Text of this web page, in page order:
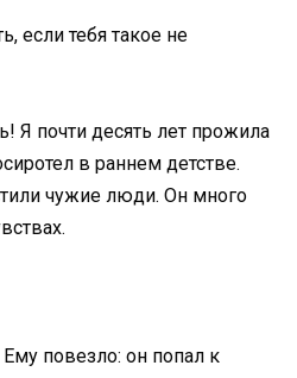
если тебя такое не
Я почти десять лет прожила
в раннем детстве.
чужие люди. Он много
повезло: он попал к